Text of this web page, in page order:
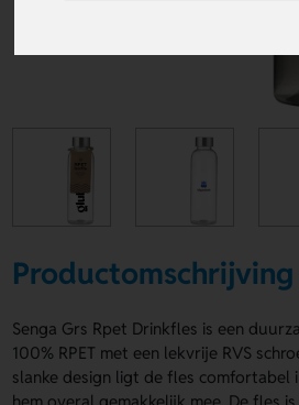
Productomschrijving
Senga Grs Rpet Drinkfles is een
100% RPET met een lekvrije RVS
slanke design ligt de fles comfortabel